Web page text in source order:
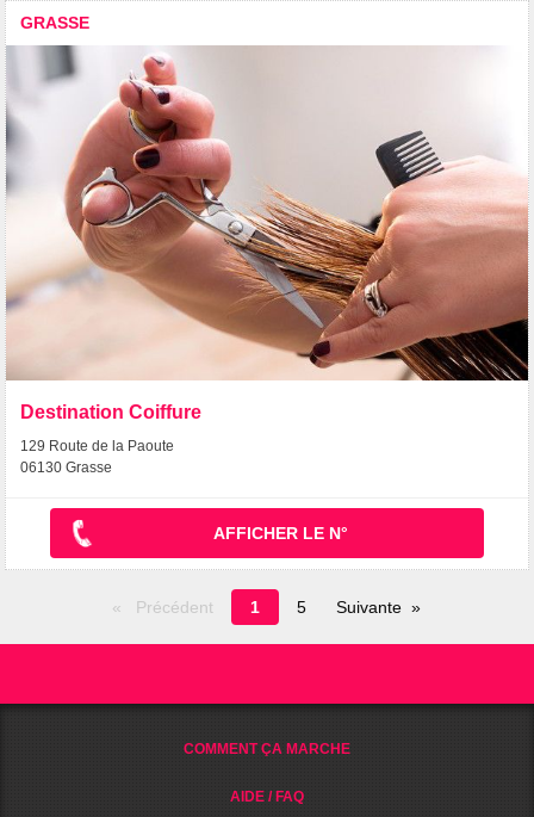
GRASSE
Destination Coiffure
129 Route de la Paoute
06130 Grasse
AFFICHER LE N°
Précédent
Page
en
1 5 Suivante
COMMENT ÇA MARCHE
AIDE / FAQ